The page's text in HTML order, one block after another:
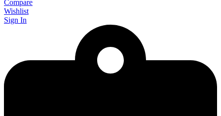
Compare
Wishlist
Sign In